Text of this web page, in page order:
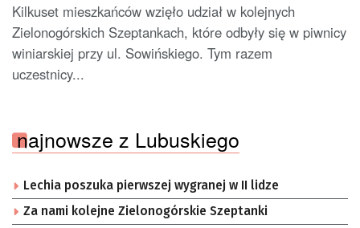
Kilkuset mieszkańców wzięło udział w kolejnych
Zielonogórskich Szeptankach, które odbyły się w piwnicy
winiarskiej przy ul. Sowińskiego. Tym razem
uczestnicy...
najnowsze z Lubuskiego
Lechia poszuka pierwszej wygranej w II lidze
Za nami kolejne Zielonogórskie Szeptanki